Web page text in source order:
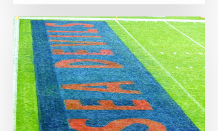
Deutsches
Ausnahmetalent
spielt
für
Hamburg